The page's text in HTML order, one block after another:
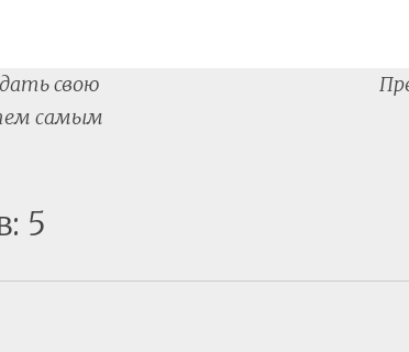
свою
самым
5